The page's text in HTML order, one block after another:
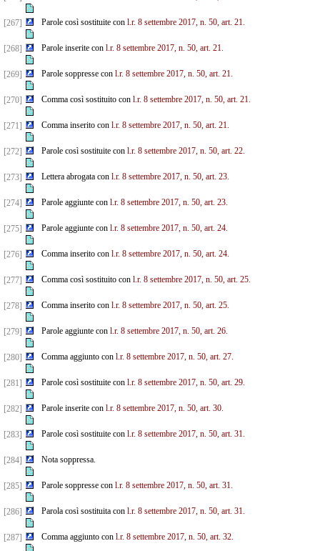
[267] Parole così sostituite con l.r. 8 settembre 2017, n. 50, art. 21.
[268] Parole inserite con l.r. 8 settembre 2017, n. 50, art. 21.
[269] Parole soppresse con l.r. 8 settembre 2017, n. 50, art. 21.
[270] Comma così sostituito con l.r. 8 settembre 2017, n. 50, art. 21.
[271] Comma inserito con l.r. 8 settembre 2017, n. 50, art. 21.
[272] Parole così sostituite con l.r. 8 settembre 2017, n. 50, art. 22.
[273] Lettera abrogata con l.r. 8 settembre 2017, n. 50, art. 23.
[274] Parole aggiunte con l.r. 8 settembre 2017, n. 50, art. 23.
[275] Parole aggiunte con l.r. 8 settembre 2017, n. 50, art. 24.
[276] Comma inserito con l.r. 8 settembre 2017, n. 50, art. 24.
[277] Comma così sostituito con l.r. 8 settembre 2017, n. 50, art. 25.
[278] Comma inserito con l.r. 8 settembre 2017, n. 50, art. 25.
[279] Parole aggiunte con l.r. 8 settembre 2017, n. 50, art. 26.
[280] Comma aggiunto con l.r. 8 settembre 2017, n. 50, art. 27.
[281] Parole così sostituite con l.r. 8 settembre 2017, n. 50, art. 29.
[282] Parole inserite con l.r. 8 settembre 2017, n. 50, art. 30.
[283] Parole così sostituite con l.r. 8 settembre 2017, n. 50, art. 31.
[284] Nota soppressa.
[285] Parole soppresse con l.r. 8 settembre 2017, n. 50, art. 31.
[286] Parola così sostituita con l.r. 8 settembre 2017, n. 50, art. 31.
[287] Comma aggiunto con l.r. 8 settembre 2017, n. 50, art. 32.